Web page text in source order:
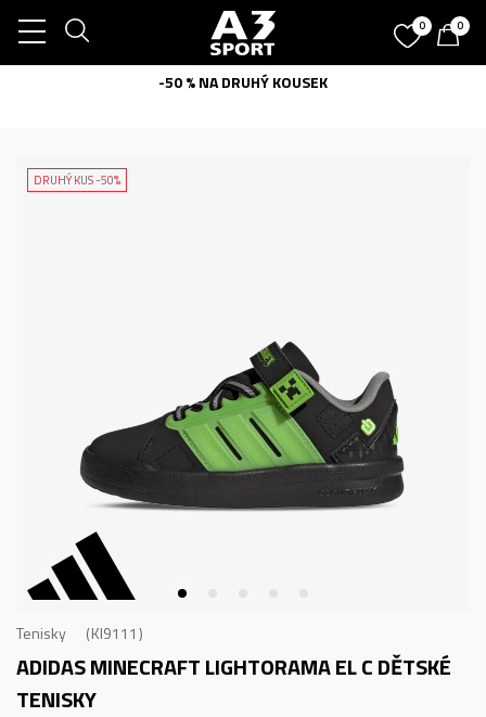
0 0
-50 % NA DRUHÝ KOUSEK
DRUHÝ KUS -50%
Tenisky KI9111
ADIDAS MINECRAFT LIGHTORAMA EL CDĚTSKÉ
TENISKY